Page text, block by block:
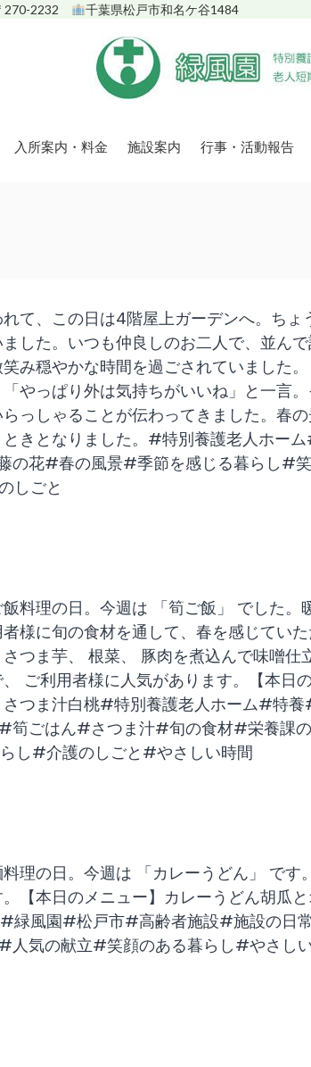
270-2232 千葉県松戸市和名ケ谷1484
緑
風
風
園
入所案内・料金 施設案内 行事・活動報告
て、この日は4階屋上ガーデンへ。ちょ
した。いつも仲良しのお二人で、並ん
み穏やかな時間を過ごされていました
やっぱり外は気持ちがいいね」と一言
っしゃることが伝わってきました。春
ときとなりました。#特別養護老人ホー
花#春の風景#季節を感じる暮らし#
しごと
料理の日。今週は 「筍ご飯」 でした。
様に旬の食材を通して、春を感じてい
つま芋、 根菜、 豚肉を煮込んで味噌仕
ご利用者様に人気があります。【本日
さつま汁白桃#特別養護老人ホーム#特
ごはん#さつま汁#旬の食材#栄養課
し#介護のしごと#やさしい時間
理の日。今週は 「カレーうどん」 です
【本日のメニュー】カレーうどん胡瓜
緑風園#松戸市#高齢者施設#施設の日
気の献立#笑顔のある暮らし#やさし